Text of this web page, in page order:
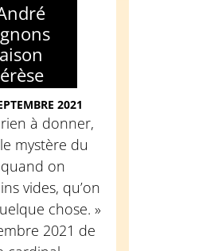
2021
à donner,
mystère du
quand on
vides, qu’on
chose. »
2021 de